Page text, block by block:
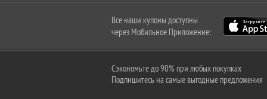
Все наши купоны доступны
через Мобильное Приложение:
Сэкономьте до 90% при любых покупках
Подпишитесь на самые выгодные предложения